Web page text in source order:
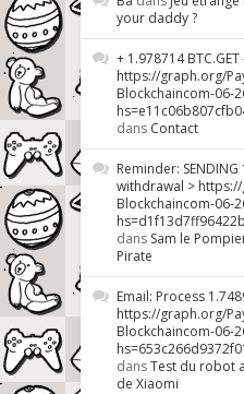
your daddy ?
+ 1.978714 BTC.GET
https://graph.org/
Blockchaincom-06-
dans Contact
Reminder:
withdrawal >
Blockchaincom-06-
dans Sam le
Pirate
Email: Process
https://graph.org/
Blockchaincom-06-
dansTest du robot
de Xiaomi